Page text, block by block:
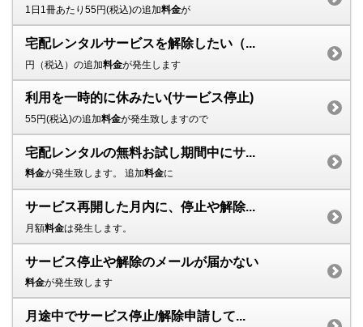
1日1冊あたり55円(税込)の追加料金が
宅配レンタルサービスを解除したい（...
円（税込）の追加料金が発生します
利用を一時的に休みたい(サービス停止)
55円(税込)の追加料金が発生致しますので
宅配レンタルの無料お試し期間中にサ...
料金が発生致します。 追加料金に
サービス再開した月内に、停止や解除...
月額料金は発生します。
サービス停止や解除のメールが届かない
料金が発生致します
月途中でサービス停止/解除申請して...